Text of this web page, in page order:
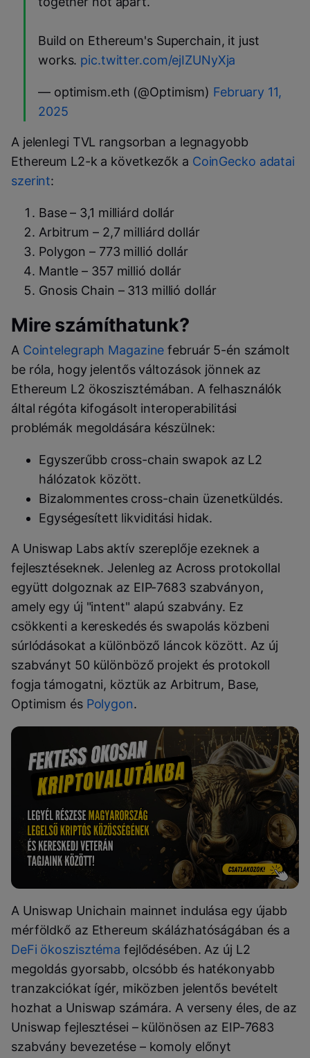
Build on Ethereum's Superchain, it just
works. pic.twitter.com/ejIZUNyXja
— optimism.eth (@Optimism) February 11,
2025
A jelenlegi TVL rangsorban a legnagyobb
Ethereum L2-k a következők a CoinGecko adatai
szerint:
Base – 3,1 milliárd dollár
Arbitrum – 2,7 milliárd dollár
Polygon – 773 millió dollár
Mantle – 357 millió dollár
Gnosis Chain – 313 millió dollár
Mire számíthatunk?
A Cointelegraph Magazine február 5-én számolt
be róla, hogy jelentős változások jönnek az
Ethereum L2 ökoszisztémában. A felhasználók
által régóta kifogásolt interoperabilitási
problémák megoldására készülnek:
Egyszerűbb cross-chain swapok az L2
hálózatok között.
Bizalommentes cross-chain üzenetküldés.
Egységesített likviditási hidak.
A Uniswap Labs aktív szereplője ezeknek a
fejlesztéseknek. Jelenleg az Across protokollal
együtt dolgoznak az EIP-7683 szabványon,
amely egy új "intent" alapú szabvány. Ez
csökkenti a kereskedés és swapolás közbeni
súrlódásokat a különböző láncok között. Az új
szabványt 50 különböző projekt és protokoll
fogja támogatni, köztük az Arbitrum, Base,
Optimism és Polygon.
A Uniswap Unichain mainnet indulása egy újabb
mérföldkő az Ethereum skálázhatóságában és a
DeFi ökoszisztéma fejlődésében. Az új L2
megoldás gyorsabb, olcsóbb és hatékonyabb
tranzakciókat ígér, miközben jelentős bevételt
hozhat a Uniswap számára. A verseny éles, de az
Uniswap fejlesztései – különösen az EIP-7683
szabvány bevezetése – komoly előnyt